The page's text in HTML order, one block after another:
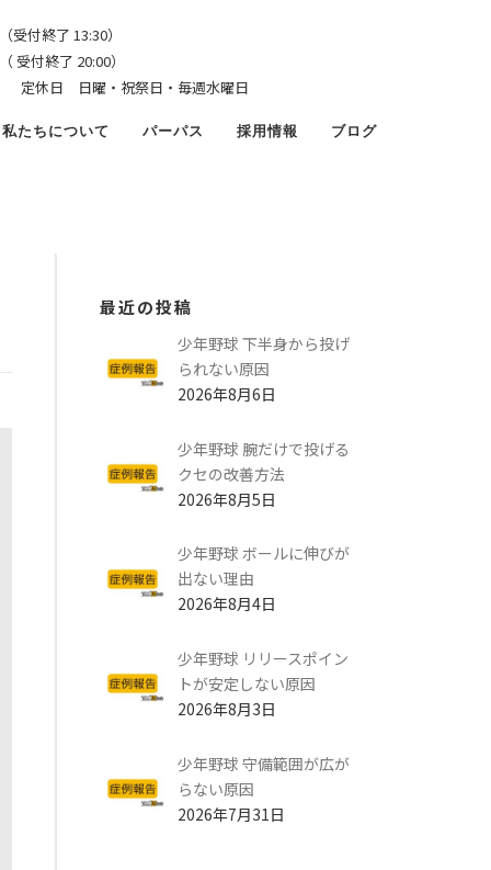
私たちについて パーパス 採用情報 ブログ
付終了 13:30）
20:00）
定休日 日曜・祝祭日・毎週水曜日
最近の投稿
少年野球 下半身から投げ
られない原因
2026年8月6日
少年野球 腕だけで投げる
クセの改善方法
2026年8月5日
少年野球 ボールに伸びが
出ない理由
2026年8月4日
少年野球 リリースポイン
トが安定しない原因
2026年8月3日
少年野球 守備範囲が広が
らない原因
2026年7月31日